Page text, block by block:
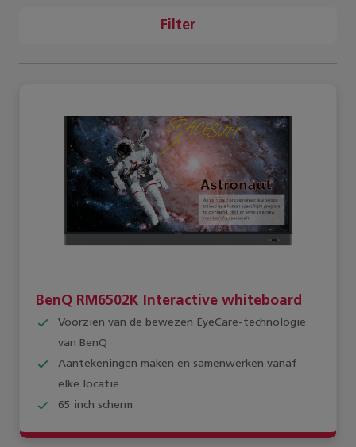
Filter
BenQ RM6502K Interactive whiteboard
Voorzien van de bewezen EyeCare-technologie
van BenQ
Aantekeningen maken en samenwerken vanaf
elke locatie
65 inch scherm